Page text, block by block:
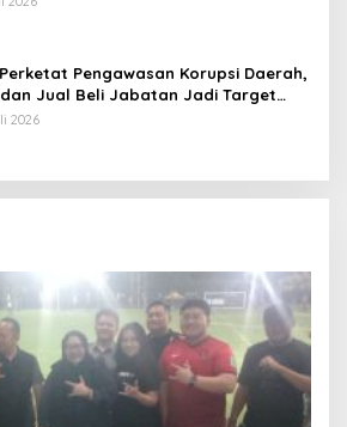
Perketat Pengawasan Korupsi Daerah,
dan Jual Beli Jabatan Jadi Target
2026